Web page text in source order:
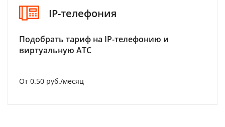
IP-телефония
Подобрать тариф на IP-телефонию и
виртуальную АТС
От 0.50 руб./месяц